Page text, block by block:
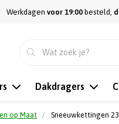
Werkdagen voor 19:00 besteld,
Dakdragers
op Maat Sneeuwkettingen